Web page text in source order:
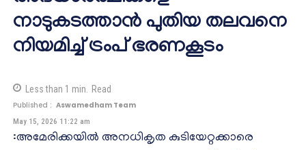
നാടുകടത്താൻ പുതിയ തലവനെ
നിയമിച്ച് ട്രംപ് ഭരണകൂടം
Less than 1 min. Read
Published : Aswamedham Team
May 15, 2026 11:22 am
:അമേരിക്കയിൽ അനധികൃത കുടിയേറ്റക്കാരെ